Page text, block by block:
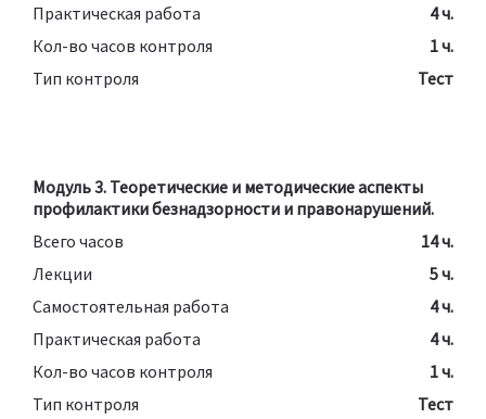
Практическая работа
4 ч.
Кол-во часов контроля
1 ч.
Тип контроля
Тест
Модуль 3. Теоретические и методические аспекты
профилактики безнадзорности и правонарушений.
Всего часов
14 ч.
Лекции
5 ч.
Самостоятельная работа
4 ч.
Практическая работа
4 ч.
Кол-во часов контроля
1 ч.
Тип контроля
Тест